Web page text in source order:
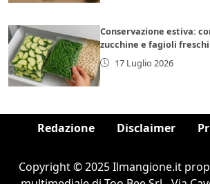
Conservazione estiva:
zucchine e fagioli
17 Luglio 2026
Redazione Disclaimer
Copyright © 2025 Ilmangione.it